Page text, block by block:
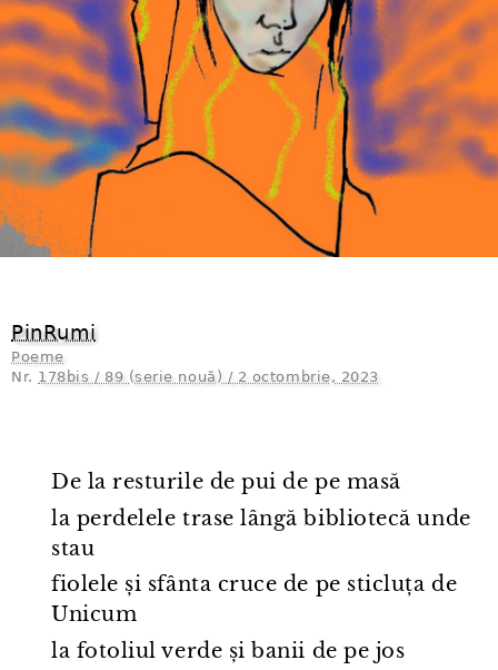
PinRumi
Poeme
Nr. 178bis / 89 (serie nouă) / 2 octombrie, 2023
De la resturile de pui de pe masă
la perdelele trase lângă bibliotecă unde
stau
fiolele și sfânta cruce de pe sticluța de
Unicum
la fotoliul verde și banii de pe jos